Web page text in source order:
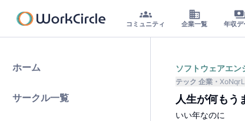
コミュニティ 企業一覧 年収デ
ホーム
サークル一覧
ソフトウェアエン
テック 企業 XoNqrL
人生が何もう
いい年なのに